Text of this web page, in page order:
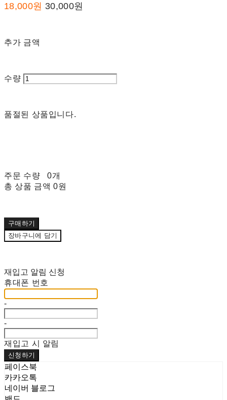
18,000원 30,000원
추가 금액
수량
품절된 상품입니다.
주문 수량
0개
총 상품 금액 0원
구매하기
장바구니에 담기
재입고 알림 신청
휴대폰 번호
-
-
재입고 시 알림
신청하기
페이스북
카카오톡
네이버 블로그